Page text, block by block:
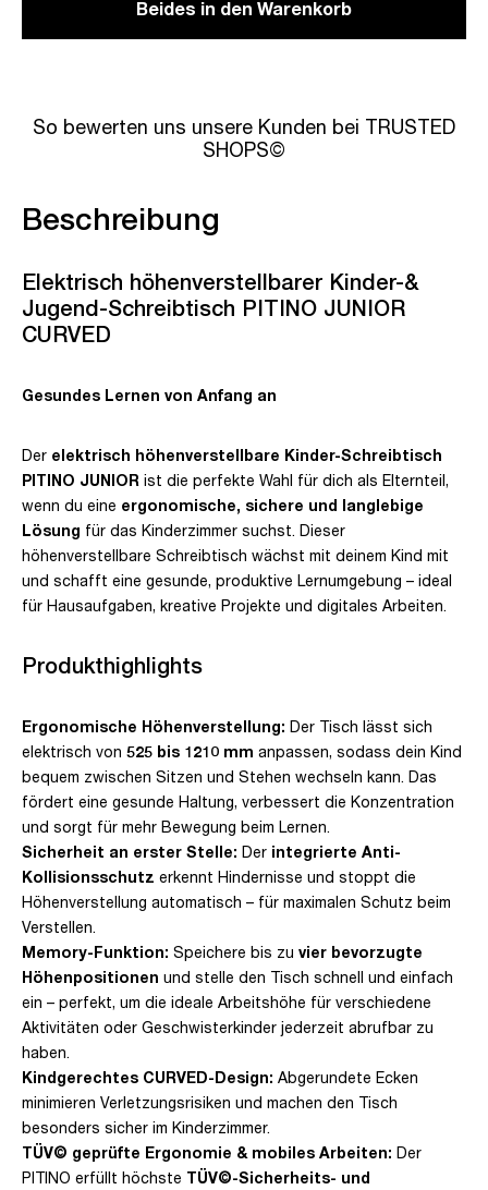
Beides in den Warenkorb
So bewerten uns unsere Kunden bei TRUSTED
SHOPS©
Beschreibung
Elektrisch höhenverstellbarer Kinder-&
Jugend-Schreibtisch PITINO JUNIOR
CURVED
Gesundes Lernen von Anfang an
Der elektrisch höhenverstellbare Kinder-Schreibtisch
PITINO JUNIOR ist die perfekte Wahl für dich als Elternteil,
wenn du eine ergonomische, sichere und langlebige
Lösung für das Kinderzimmer suchst. Dieser
höhenverstellbare Schreibtisch wächst mit deinem Kind mit
und schafft eine gesunde, produktive Lernumgebung – ideal
für Hausaufgaben, kreative Projekte und digitales Arbeiten.
Produkthighlights
Ergonomische Höhenverstellung: Der Tisch lässt sich
elektrisch von 525 bis 1210 mm anpassen, sodass dein Kind
bequem zwischen Sitzen und Stehen wechseln kann. Das
fördert eine gesunde Haltung, verbessert die Konzentration
und sorgt für mehr Bewegung beim Lernen.
Sicherheit an erster Stelle: Der integrierte Anti-
Kollisionsschutz erkennt Hindernisse und stoppt die
Höhenverstellung automatisch – für maximalen Schutz beim
Verstellen.
Memory-Funktion: Speichere bis zu vier bevorzugte
Höhenpositionen und stelle den Tisch schnell und einfach
ein – perfekt, um die ideale Arbeitshöhe für verschiedene
Aktivitäten oder Geschwisterkinder jederzeit abrufbar zu
haben.
Kindgerechtes CURVED-Design: Abgerundete Ecken
minimieren Verletzungsrisiken und machen den Tisch
besonders sicher im Kinderzimmer.
TÜV© geprüfte Ergonomie & mobiles Arbeiten: Der
PITINO erfüllt höchste TÜV©-Sicherheits- und